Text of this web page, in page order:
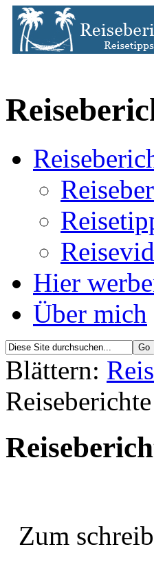
Hier
Über mich
Blättern:
Zum